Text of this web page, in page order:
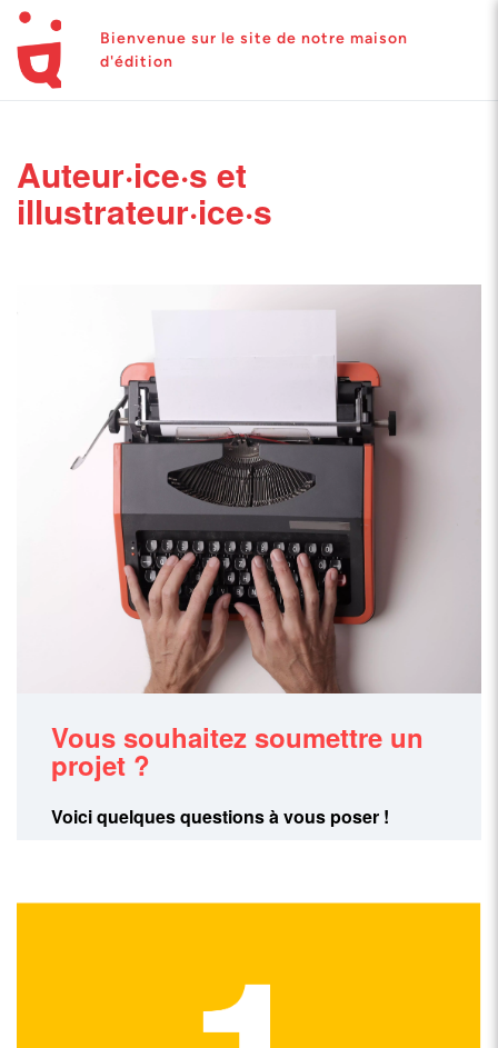
Bienvenue sur le site de notre maison
d'édition
Auteur·ice·s et
illustrateur·ice·s
Vous souhaitez soumettre un
projet ?
Voici quelques questions à vous poser !